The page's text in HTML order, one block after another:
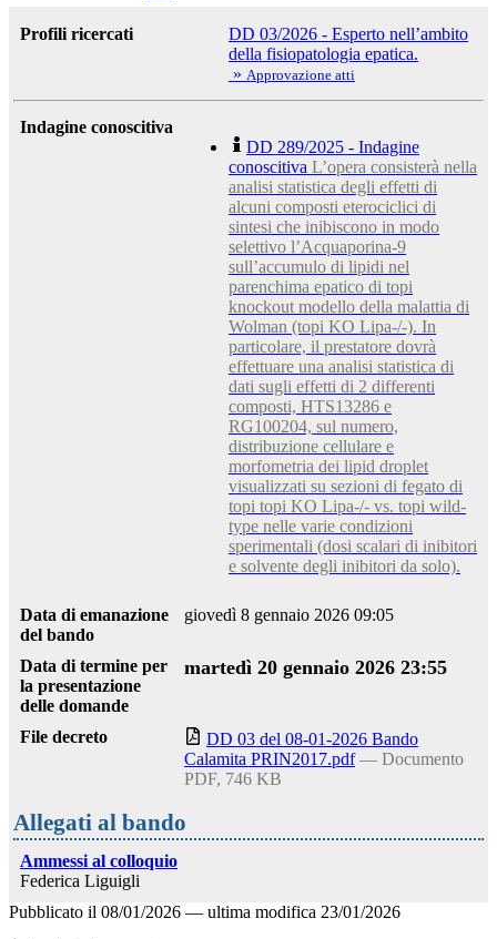
Profili ricercati
DD 03/2026 - Esperto nell’ambito
della fisiopatologia epatica.
» Approvazione atti
Indagine conoscitiva
DD 289/2025 - Indagine
conoscitiva L’opera consisterà nella
analisi statistica degli effetti di
alcuni composti eterociclici di
sintesi che inibiscono in modo
selettivo l’Acquaporina-9
sull’accumulo di lipidi nel
parenchima epatico di topi
knockout modello della malattia di
Wolman (topi KO Lipa-/-). In
particolare, il prestatore dovrà
effettuare una analisi statistica di
dati sugli effetti di 2 differenti
composti, HTS13286 e
RG100204, sul numero,
distribuzione cellulare e
morfometria dei lipid droplet
visualizzati su sezioni di fegato di
topi topi KO Lipa-/- vs. topi wild-
type nelle varie condizioni
sperimentali (dosi scalari di inibitori
e solvente degli inibitori da solo).
Data di emanazione
del bando
giovedì 8 gennaio 2026 09:05
Data di termine per
la presentazione
delle domande
martedì 20 gennaio 2026 23:55
File decreto
DD 03 del 08-01-2026 Bando
Calamita PRIN2017.pdf — Documento
PDF, 746 KB
Allegati al bando
Ammessi al colloquio
Federica Liguigli
Pubblicato il 08/01/2026 — ultima modifica 23/01/2026